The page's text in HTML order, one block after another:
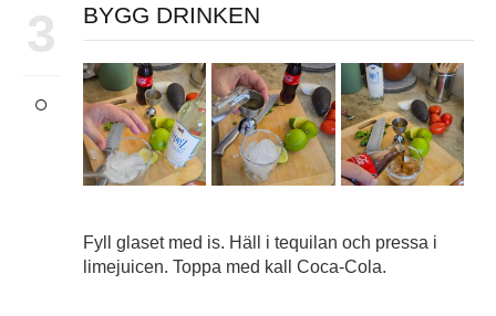
3 BYGG DRINKEN
Fyll glaset med is. Häll i tequilan och pressa i
limejuicen. Toppa med kall Coca-Cola.